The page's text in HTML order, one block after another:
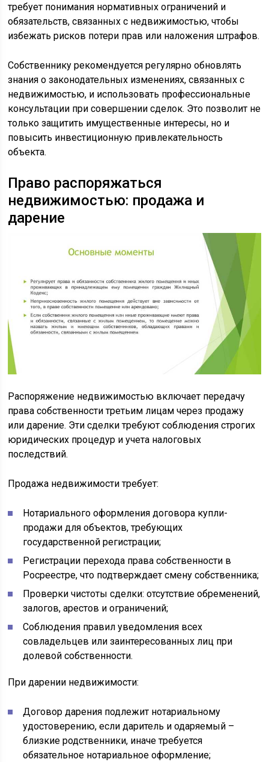
требует понимания нормативных ограничений и
обязательств, связанных с недвижимостью, чтобы
избежать рисков потери прав или наложения штрафов.
Собственнику рекомендуется регулярно обновлять
знания о законодательных изменениях, связанных с
недвижимостью, и использовать профессиональные
консультации при совершении сделок. Это позволит не
только защитить имущественные интересы, но и
повысить инвестиционную привлекательность
объекта.
Право распоряжаться
недвижимостью: продажа и
дарение
Распоряжение недвижимостью включает передачу
права собственности третьим лицам через продажу
или дарение. Эти сделки требуют соблюдения строгих
юридических процедур и учета налоговых
последствий.
Продажа недвижимости требует:
Нотариального оформления договора купли-
продажи для объектов, требующих
государственной регистрации;
Регистрации перехода права собственности в
Росреестре, что подтверждает смену собственника;
Проверки чистоты сделки: отсутствие обременений,
залогов, арестов и ограничений;
Соблюдения правил уведомления всех
совладельцев или заинтересованных лиц при
долевой собственности.
При дарении недвижимости:
Договор дарения подлежит нотариальному
удостоверению, если даритель и одаряемый –
близкие родственники, иначе требуется
обязательное нотариальное оформление;